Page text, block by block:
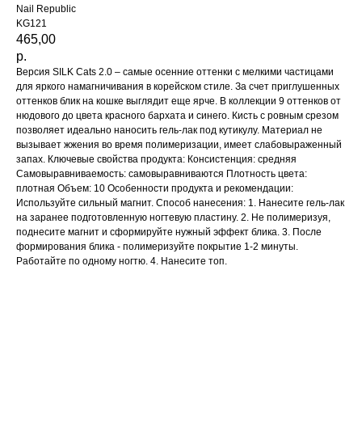
Nail Republic
KG121
465,00
р.
Версия SILK Cats 2.0 – самые осенние оттенки с мелкими частицами
для яркого намагничивания в корейском стиле. За счет приглушенных
оттенков блик на кошке выглядит еще ярче. В коллекции 9 оттенков от
нюдового до цвета красного бархата и синего. Кисть с ровным срезом
позволяет идеально наносить гель-лак под кутикулу. Материал не
вызывает жжения во время полимеризации, имеет слабовыраженный
запах. Ключевые свойства продукта: Консистенция: средняя
Самовыравниваемость: самовыравниваются Плотность цвета:
плотная Объем: 10 Особенности продукта и рекомендации:
Используйте сильный магнит. Способ нанесения: 1. Нанесите гель-лак
на заранее подготовленную ногтевую пластину. 2. Не полимеризуя,
поднесите магнит и сформируйте нужный эффект блика. 3. После
формирования блика - полимеризуйте покрытие 1-2 минуты.
Работайте по одному ногтю. 4. Нанесите топ.